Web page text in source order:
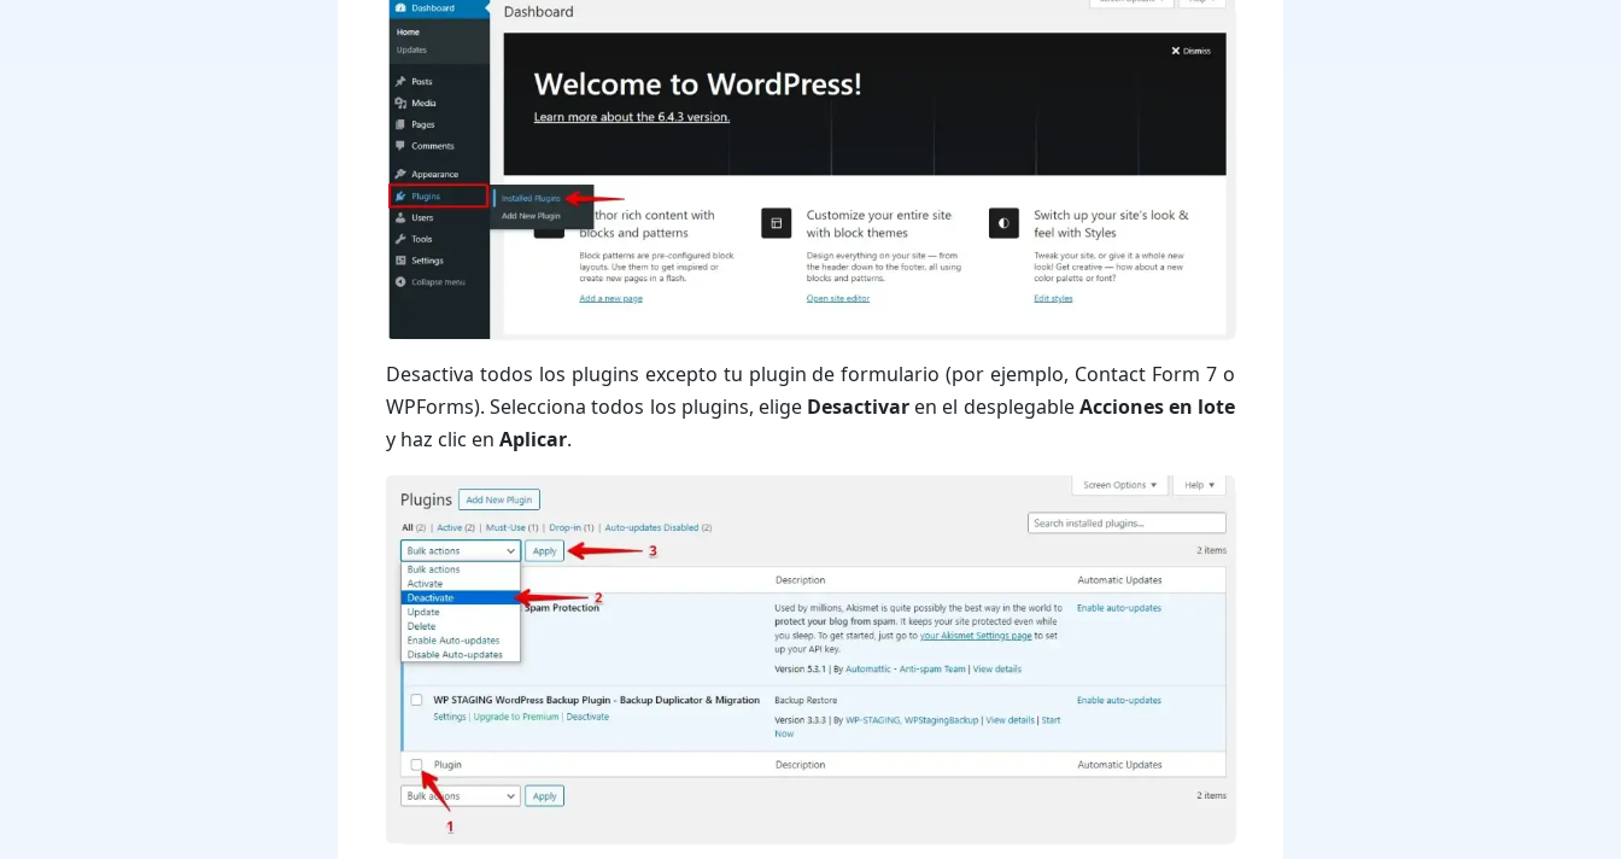
Desactiva todos los plugins excepto tu plugin de formulario (por ejemplo, Contact Form 7 o
WPForms). Selecciona todos los plugins, elige Desactivar en el desplegableAcciones en lote
y haz clic en Aplicar.